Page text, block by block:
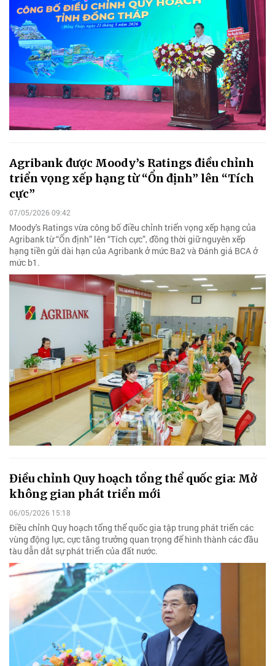
Agribank được Moody’s Ratings điều chỉnh
triển vọng xếp hạng từ “Ổn định” lên “Tích
cực”
07/05/2026 09:42
Moody's Ratings vừa công bố điều chỉnh triển vọng xếp hạng của
Agribank từ “Ổn định” lên “Tích cực”, đồng thời giữ nguyên xếp
hạng tiền gửi dài hạn của Agribank ở mức Ba2 và Đánh giá BCA ở
mức b1.
Điều chỉnh Quy hoạch tổng thể quốc gia: Mở
không gian phát triển mới
06/05/2026 15:18
Điều chỉnh Quy hoạch tổng thể quốc gia tập trung phát triển các
vùng động lực, cực tăng trưởng quan trọng để hình thành các đầu
tàu dẫn dắt sự phát triển của đất nước.